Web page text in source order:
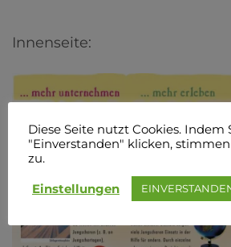
Innenseite:
Diese Seite nutzt Cookies. Indem
"Einverstanden" klicken,
zu.
Einstellungen